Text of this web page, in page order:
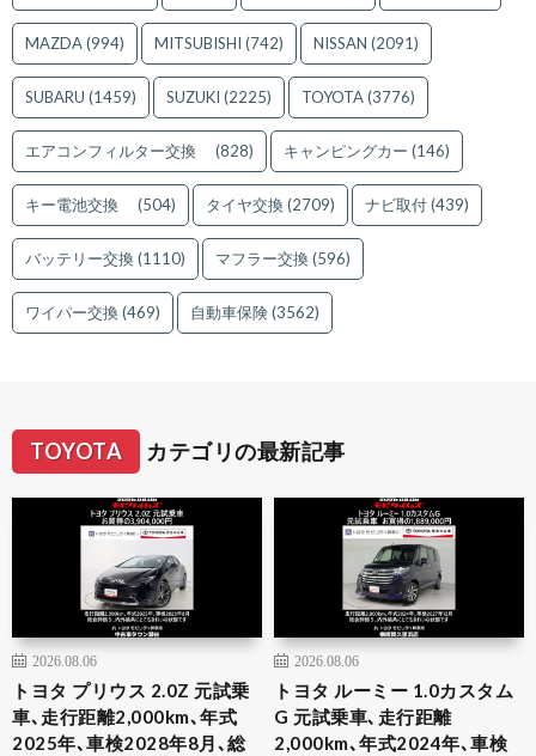
MAZDA(994) MITSUBISHI (742) NISSAN (2091)
SUBARU (1459) SUZUKI (2225) TOYOTA(3776)
エアコンフィルター交換 (828) キャンピングカー (146)
キー電池交換 (504) タイヤ交換(2709) ナビ取付(439)
バッテリー交換(1110) マフラー交換(596)
ワイパー交換(469) 自動車保険(3562)
TOYOTA カテゴリの最新記事
2026.08.06
トヨタ プリウス 2.0Z 元試乗
車､走行距離2,000km､年式
2025年､車検2028年8月､総
2026.08.06
トヨタ ルーミー 1.0カスタム
G 元試乗車､走行距離
2,000km､年式2024年､車検